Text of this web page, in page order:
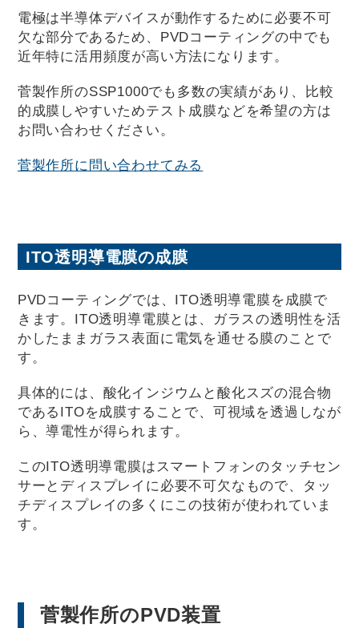
電極は半導体デバイスが動作するために必要不可
欠な部分であるため、PVDコーティングの中でも
近年特に活用頻度が高い方法になります。
菅製作所のSSP1000でも多数の実績があり、比較
的成膜しやすいためテスト成膜などを希望の方は
お問い合わせください。
菅製作所に問い合わせてみる
ITO透明導電膜の成膜
PVDコーティングでは、ITO透明導電膜を成膜で
きます。ITO透明導電膜とは、ガラスの透明性を活
かしたままガラス表面に電気を通せる膜のことで
す。
具体的には、酸化インジウムと酸化スズの混合物
であるITOを成膜することで、可視域を透過しなが
ら、導電性が得られます。
このITO透明導電膜はスマートフォンのタッチセン
サーとディスプレイに必要不可欠なもので、タッ
チディスプレイの多くにこの技術が使われていま
す。
菅製作所のPVD装置